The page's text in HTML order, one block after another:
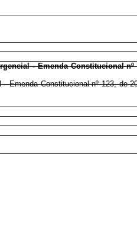
- Emenda Constitucional nº
Emenda Constitucional nº 123, de